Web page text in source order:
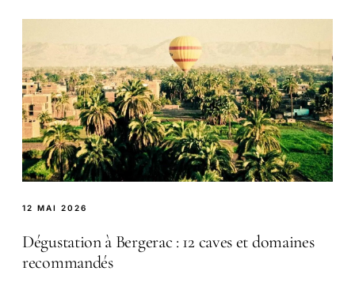
12 MAI 2026
Dégustation à Bergerac : 12 caves et domaines
recommandés